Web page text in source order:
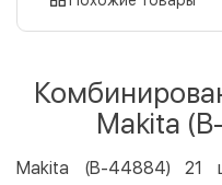
LiqPay
Apple Pay
Google Pay
Makita
Makita (B-44884) 21